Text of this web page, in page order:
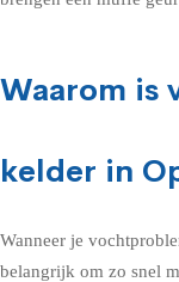
Waarom is
kelder in
Wanneer je
belangrijk om zo snel